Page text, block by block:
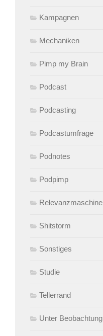
Kampagnen
Mechaniken
Pimp my Brain
Podcast
Podcasting
Podcastumfrage
Podnotes
Podpimp
Relevanzmaschine
Shitstorm
Sonstiges
Studie
Tellerrand
Unter Beobachtung